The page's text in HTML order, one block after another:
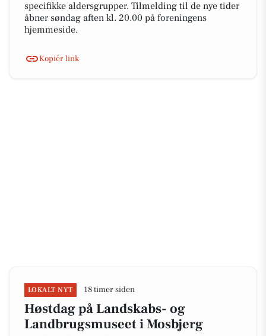
specifikke aldersgrupper. Tilmelding til de nye tider
åbner søndag aften kl. 20.00 på foreningens
hjemmeside.
Kopiér link
LOKALT NYT 18 timer siden
Høstdag på Landskabs- og
Landbrugsmuseet i Mosbjerg